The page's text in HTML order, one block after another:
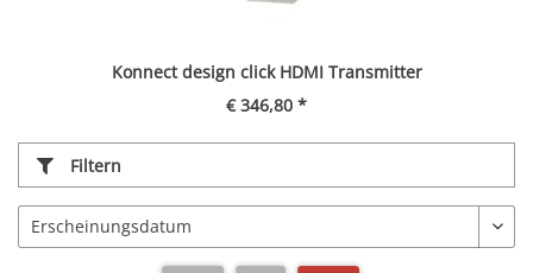
Konnect design click HDMI Transmitter
€ 346,80 *
Filtern